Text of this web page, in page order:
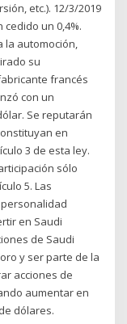
etc.). 12/3/2019
cedido un 0,4%.
la automoción,
su
francés
con un
Se reputarán
en
3 de esta ley.
sólo
5. Las
en Saudi
de Saudi
y ser parte de la
acciones de
aumentar en
dólares.